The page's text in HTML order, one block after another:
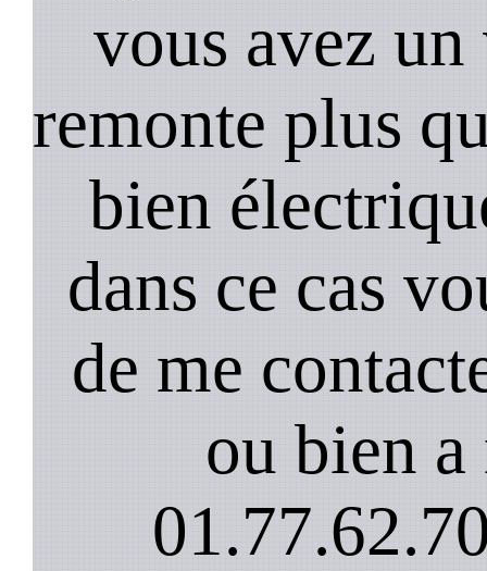
vous avez
remonte plus
bien
dans ce cas
de me
ou bien